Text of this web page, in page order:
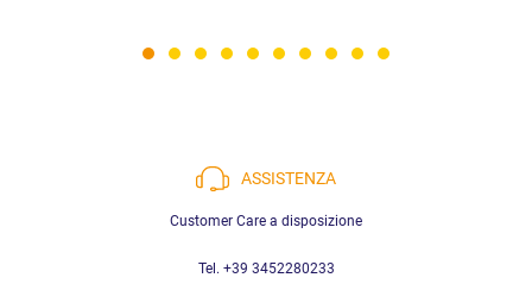
ASSISTENZA
Customer Care a disposizione
Tel. +39 3452280233